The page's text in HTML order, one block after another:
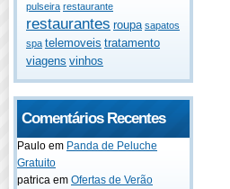
pulseira restaurante
restaurantes roupa sapatos
spa telemoveis tratamento
viagens vinhos
Comentários Recentes
Paulo em Panda de Peluche
Gratuito
patrica em Ofertas de Verão